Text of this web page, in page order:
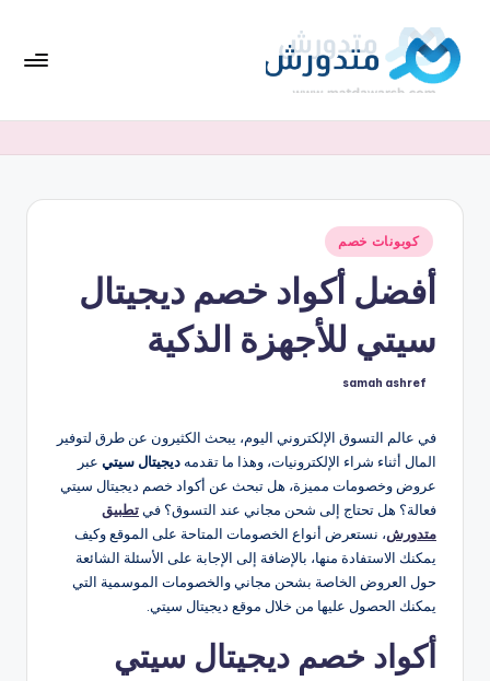
التجاوز
بي
مت
والخصومات
كوبونات
أكواد
الخصم
بشكل
متجدد
نُشر
في
كوبونات خصم
أفضل أكواد خصم ديجيتال
سيتي للأجهزة الذكية
تمّ
samah ashref
في عالم التسوق الإلكتروني اليوم، يبحث الكثيرون عن طرق لتوفير
المال أثناء شراء الإلكترونيات، وهذا ما تقدمه ديجيتال سيتي عبر
عروض وخصومات مميزة، هل تبحث عن أكواد خصم ديجيتال سيتي
فعالة؟ هل تحتاج إلى شحن مجاني عند التسوق؟ في تطبيق
متدورش، نستعرض أنواع الخصومات المتاحة على الموقع وكيف
يمكنك الاستفادة منها، بالإضافة إلى الإجابة على الأسئلة الشائعة
حول العروض الخاصة بشحن مجاني والخصومات الموسمية التي
يمكنك الحصول عليها من خلال موقع ديجيتال سيتي.
أكواد خصم ديجيتال سيتي